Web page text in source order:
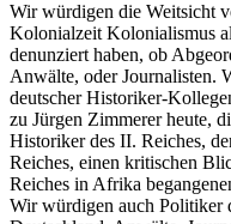
Wir würdigen die Weitsicht
Kolonialzeit Kolonialismus
denunziert haben, ob
Anwälte, oder Journalisten.
deutscher Historiker-
zu Jürgen Zimmerer heute,
Historiker des II. Reiches,
Reiches, einen kritischen
Reiches in Afrika
Wir würdigen auch Politiker